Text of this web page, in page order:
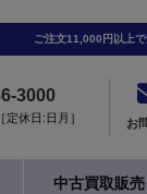
ご注文11,000円以上
3000
休日:日月］ お
中古買取販売